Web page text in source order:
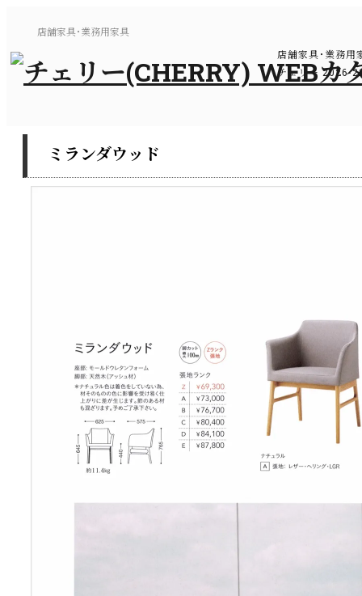
店舗家具･業務用家具
店舗家具･業務用
チェリー 2026-
ミランダウッド